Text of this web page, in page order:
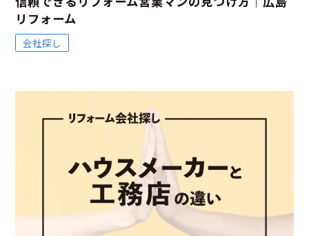
リフォーム
会社探し